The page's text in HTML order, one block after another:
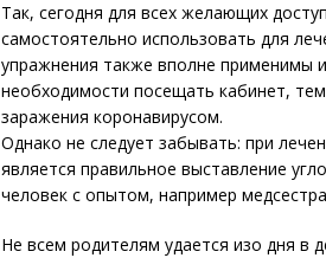
Так, сегодня для всех желающих
самостоя­тельно использовать для
упражнения также вполне применимы
необходимости посещать кабинет,
заражения коронавирусом.
Однако не следует забывать: при
является правильное выставление
человек с опытом, например
Не всем родителям удается изо дня в